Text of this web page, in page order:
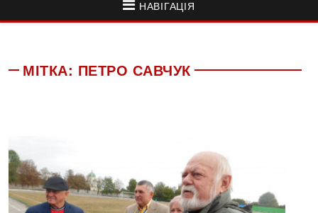
НАВІГАЦІЯ
МІТКА: ПЕТРО САВЧУК